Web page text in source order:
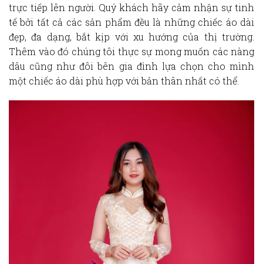
trực tiếp lên người. Quý khách hãy cảm nhận sự tinh
tế bởi tất cả các sản phẩm đều là những chiếc áo dài
đẹp, đa dạng, bắt kịp với xu hướng của thị trường.
Thêm vào đó chúng tôi thực sự mong muốn các nàng
dâu cũng như đôi bên gia đình lựa chọn cho mình
một chiếc áo dài phù hợp với bản thân nhất có thể.